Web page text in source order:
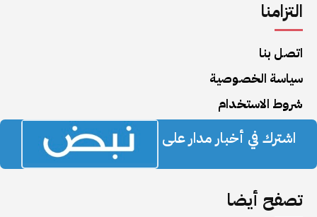
التزامنا
اتصل بنا
سياسة الخصوصية
شروط الاستخدام
اشترك في أخبار مدار على
تصفح أيضا